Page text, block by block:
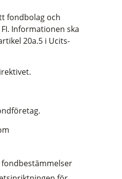
fondbolag och
Informationen ska
20a.5 i Ucits-